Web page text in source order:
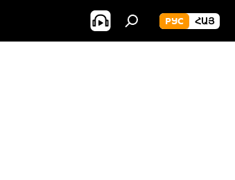
РУС ՀԱՅ